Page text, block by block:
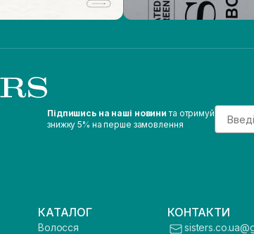
Підпишись на наші новини та отримуй
знижку 5% на перше замовлення
Email
КАТАЛОГ
Волосся
КОНТАКТИ